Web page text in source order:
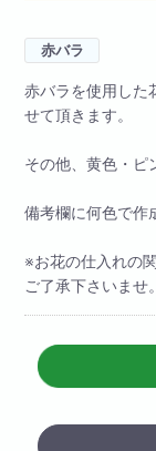
赤バラ
赤バラを使用した
せて頂きます。
その他、黄色・ピ
備考欄に何色で作
※お花の仕入れの
ご了承下さいませ。